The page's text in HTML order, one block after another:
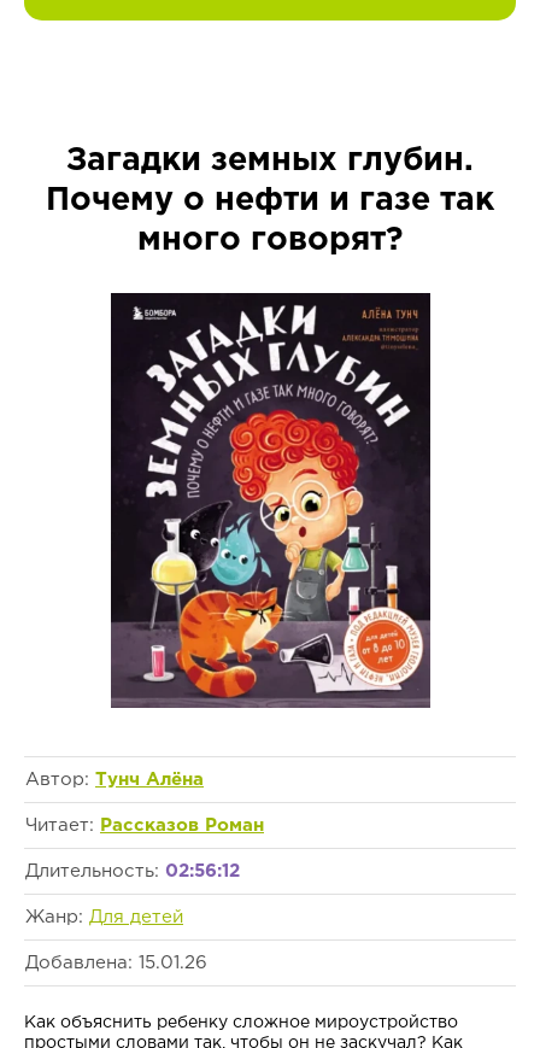
Загадки земных глубин.
Почему о нефти и газе так
много говорят?
Автор: Тунч Алёна
Читает: Рассказов Роман
Длительность: 02:56:12
Жанр: Для детей
Добавлена: 15.01.26
Как объяснить ребенку сложное мироустройство
простыми словами так, чтобы он не заскучал? Как